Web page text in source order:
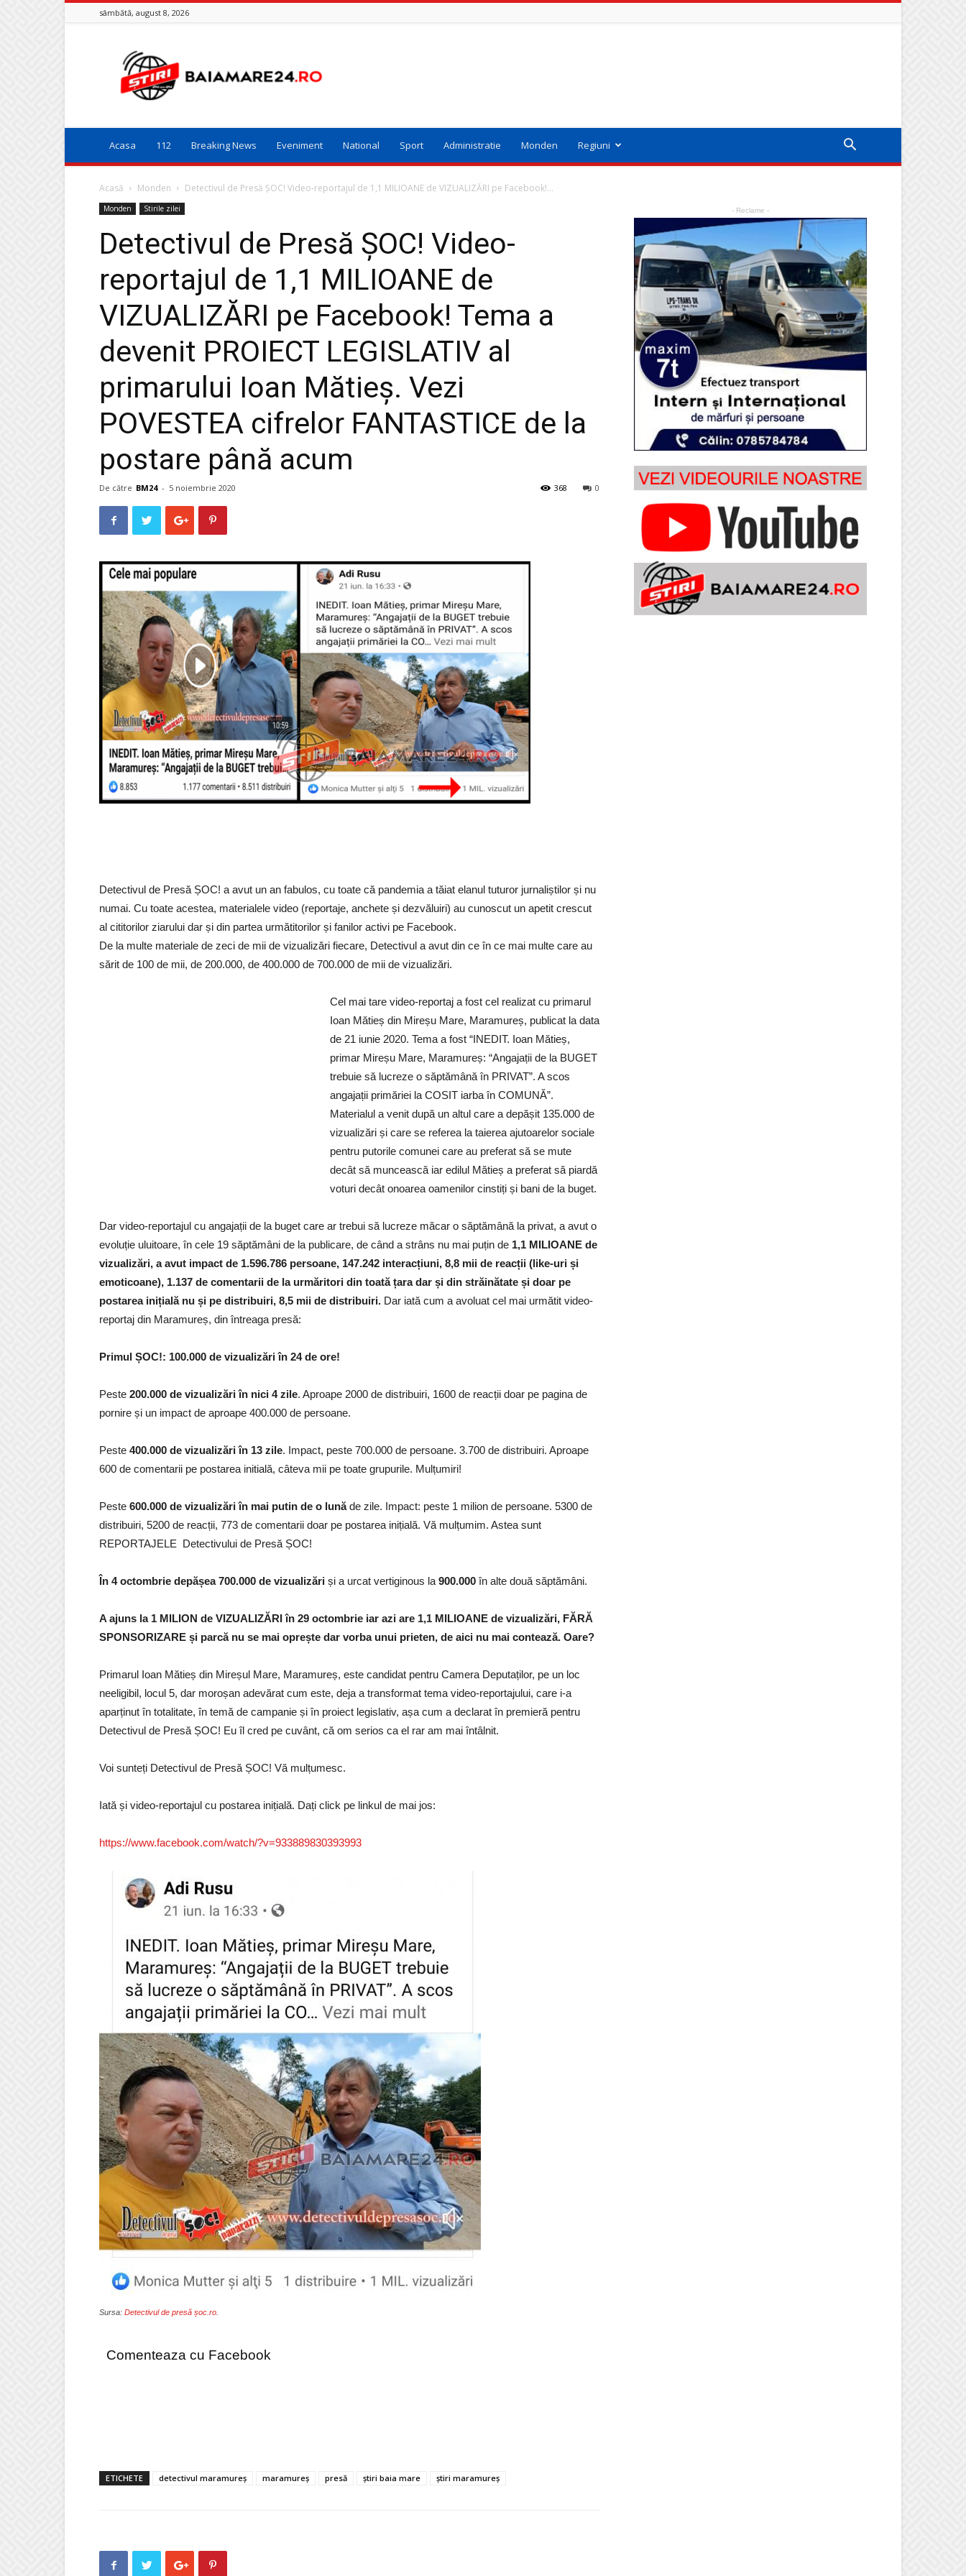
sâmbătă, august 8, 2026
Baia
Mare
24
Acasa 112 Breaking News Eveniment National Sport Administratie Monden Regiuni
Acasă Monden Detectivul de Presă ȘOC! Video-reportajul de 1,1 MILIOANE de VIZUALIZĂRI pe Facebook!...
Monden Stirile zilei
Detectivul de Presă ȘOC! Video-
reportajul de 1,1 MILIOANE de
VIZUALIZĂRI pe Facebook! Tema a
devenit PROIECT LEGISLATIV al
primarului Ioan Mătieș. Vezi
POVESTEA cifrelor FANTASTICE de la
postare până acum
De către BM24 - 5 noiembrie 2020 0
368
Detectivul de Presă ȘOC! a avut un an fabulos, cu toate că pandemia a tăiat elanul tuturor jurnaliștilor și nu
numai. Cu toate acestea, materialele video (reportaje, anchete și dezvăluiri) au cunoscut un apetit crescut
al cititorilor ziarului dar și din partea următitorilor și fanilor activi pe Facebook.
De la multe materiale de zeci de mii de vizualizări fiecare, Detectivul a avut din ce în ce mai multe care au
sărit de 100 de mii, de 200.000, de 400.000 de 700.000 de mii de vizualizări.
Cel mai tare video-reportaj a fost cel realizat cu primarul
Ioan Mătieș din Mireșu Mare, Maramureș, publicat la data
de 21 iunie 2020. Tema a fost “INEDIT. Ioan Mătieș,
primar Mireșu Mare, Maramureș: “Angajații de la BUGET
trebuie să lucreze o săptămână în PRIVAT”. A scos
angajații primăriei la COSIT iarba în COMUNĂ”.
Materialul a venit după un altul care a depășit 135.000 de
vizualizări și care se referea la taierea ajutoarelor sociale
pentru putorile comunei care au preferat să se mute
decât să muncească iar edilul Mătieș a preferat să piardă
voturi decât onoarea oamenilor cinstiți și bani de la buget.
Dar video-reportajul cu angajații de la buget care ar trebui să lucreze măcar o săptămână la privat, a avut o
evoluție uluitoare, în cele 19 săptămâni de la publicare, de când a strâns nu mai puțin de 1,1 MILIOANE de
vizualizări, a avut impact de 1.596.786 persoane, 147.242 interacțiuni, 8,8 mii de reacții (like-uri și
emoticoane), 1.137 de comentarii de la urmăritori din toată țara dar și din străinătate și doar pe
postarea inițială nu și pe distribuiri, 8,5 mii de distribuiri. Dar iată cum a avoluat cel mai următit video-
reportaj din Maramureș, din întreaga presă:
Primul ȘOC!: 100.000 de vizualizări în 24 de ore!
Peste 200.000 de vizualizări în nici 4 zile. Aproape 2000 de distribuiri, 1600 de reacții doar pe pagina de
pornire și un impact de aproape 400.000 de persoane.
Peste 400.000 de vizualizări în 13 zile. Impact, peste 700.000 de persoane. 3.700 de distribuiri. Aproape
600 de comentarii pe postarea initială, câteva mii pe toate grupurile. Mulțumiri!
Peste 600.000 de vizualizări în mai putin de o lunăde zile. Impact: peste 1 milion de persoane. 5300 de
distribuiri, 5200 de reacții, 773 de comentarii doar pe postarea inițială. Vă mulțumim. Astea sunt
REPORTAJELE Detectivului de Presă ȘOC!
În 4 octombrie depășea 700.000 de vizualizări și a urcat vertiginous la 900.000 în alte două săptămâni.
A ajuns la 1 MILION de VIZUALIZĂRI în 29 octombrie iar azi are 1,1 MILIOANE de vizualizări, FĂRĂ
SPONSORIZARE și parcă nu se mai oprește dar vorba unui prieten, de aici nu mai contează. Oare?
Primarul Ioan Mătieș din Mireșul Mare, Maramureș, este candidat pentru Camera Deputaților, pe un loc
neeligibil, locul 5, dar moroșan adevărat cum este, deja a transformat tema video-reportajului, care i-a
aparținut în totalitate, în temă de campanie și în proiect legislativ, așa cum a declarat în premieră pentru
Detectivul de Presă ȘOC! Eu îl cred pe cuvânt, că om serios ca el rar am mai întâlnit.
Voi sunteți Detectivul de Presă ȘOC! Vă mulțumesc.
Iată și video-reportajul cu postarea inițială. Dați click pe linkul de mai jos:
https://www.facebook.com/watch/?v=933889830393993
Sursa: Detectivul de presă șoc.ro
Comenteaza cu Facebook
ETICHETE detectivul maramureș maramureș presă știri baia mare știri maramureș
- Reclame -